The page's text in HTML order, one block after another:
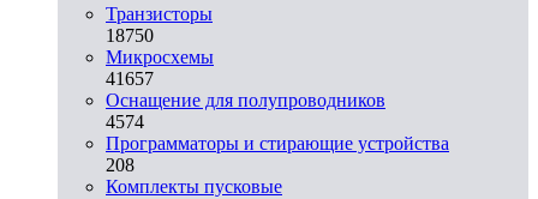
Транзисторы
18750
Микросхемы
41657
Оснащение для полупроводников
4574
Программаторы и стирающие устройства
208
Комплекты пусковые